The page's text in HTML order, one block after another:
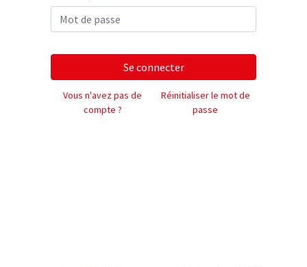
Se connecter
Vous n'avez pas de
compte ?
Réinitialiser le mot de
passe